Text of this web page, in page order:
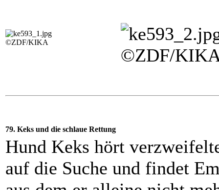
©ZDF/KIKA
©ZDF/
79. Keks und die schlaue Rettung
Hund Keks hört
auf die Suche und findet